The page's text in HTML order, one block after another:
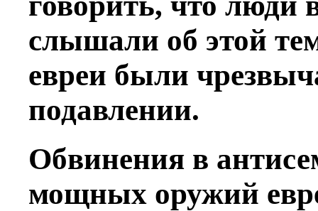
слышали об этой
евреи были
подавлении.
Обвинения в
мощных оружий